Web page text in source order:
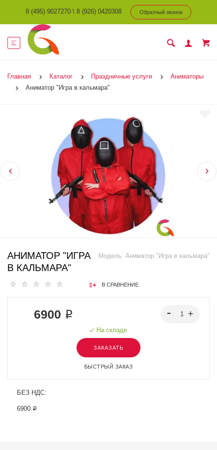
8 (495) 9027270 \ 8 (926) 0420308 Обратный звонок
Главная Каталог Праздничные услуги
Аниматоры
Аниматор "Игра в кальмара"
Модель: Аниматор "Игра в кальмара"
АНИМАТОР "ИГРА
В КАЛЬМАРА"
В СРАВНЕНИЕ
6900 ₽
На складе
ЗАКАЗАТЬ
БЫСТРЫЙ ЗАКАЗ
БЕЗ НДС:
6900 ₽